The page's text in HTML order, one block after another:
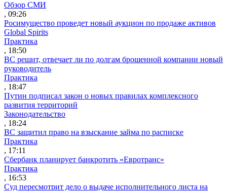
Обзор СМИ
, 09:26
Росимущество проведет новый аукцион по продаже активов
Global Spirits
Практика
, 18:50
ВС решит, отвечает ли по долгам брошенной компании новый
руководитель
Практика
, 18:47
Путин подписал закон о новых правилах комплексного
развития территорий
Законодательство
, 18:24
ВС защитил право на взыскание займа по расписке
Практика
, 17:11
Сбербанк планирует банкротить «Евротранс»
Практика
, 16:53
Суд пересмотрит дело о выдаче исполнительного листа на